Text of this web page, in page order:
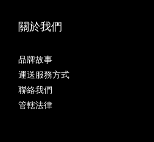
關於我們
品牌故事
運送服務方式
聯絡我們
管轄法律